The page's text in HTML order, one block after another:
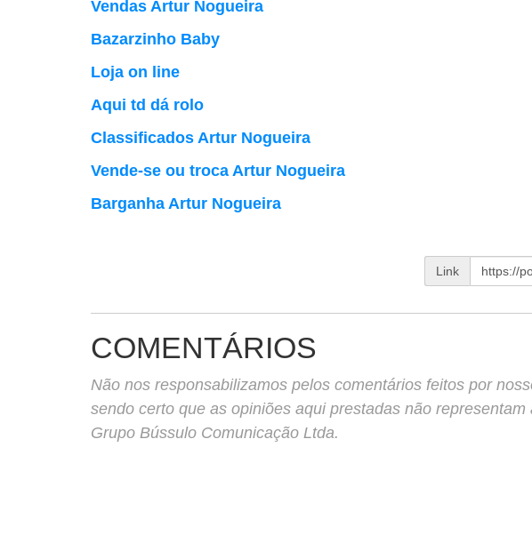
Vendas Artur Nogueira
Bazarzinho Baby
Loja on line
Aqui td dá rolo
Classificados Artur Nogueira
Vende-se ou troca Artur Nogueira
Barganha Artur Nogueira
Link
COMENTÁRIOS
Não nos responsabilizamos pelos comentários feitos por
sendo certo que as opiniões aqui prestadas não representam
Grupo Bússulo Comunicação Ltda.